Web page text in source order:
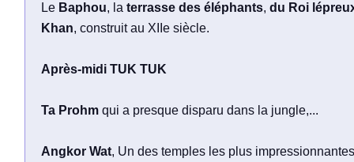
Le Baphou, laterrasse des éléphants, du Roi
Khan, construit au XIIe siècle.
Après-midi TUK TUK
Ta Prohm qui a presque disparu dans la jungle,...
Angkor Wat, Un des temples les plus